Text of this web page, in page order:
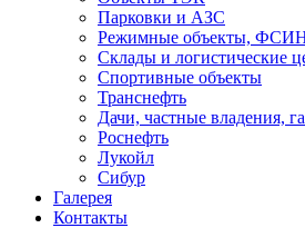
Парковки и АЗС
Режимные объекты,
Склады и логистические
Спортивные объекты
Транснефть
Дачи, частные владения,
Роснефть
Лукойл
Сибур
Галерея
Контакты